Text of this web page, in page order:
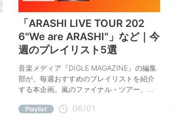
「ARASHI LIVE TOUR 202
6"We are ARASHI"」など｜今
週のプレイリスト5選
音楽メディア『DIGLE MAGAZINE』の編集
部が、毎週おすすめのプレイリストを紹介
する本企画。嵐のファイナル・ツアー、ヒ
SUCCESSOR＞、NiziUの最新ツアー、令和
Playlist 06/01